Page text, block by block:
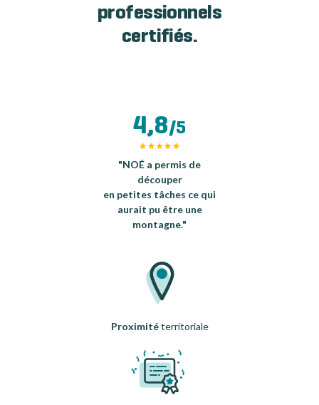
professionnels
certifiés.
4,8/5
"NOÉ a permis de
découper
en petites tâches ce qui
aurait pu être une
montagne."
Proximitéterritoriale